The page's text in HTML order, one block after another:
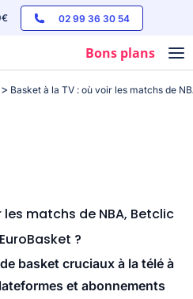
02 99 36 30 54
Bons plans
Basket à la TV : où voir les matchs de
matchs de NBA, Betclic
?
basket cruciaux à la télé à
et abonnements